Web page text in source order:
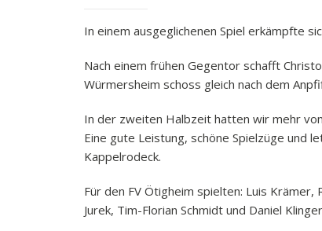
In einem ausgeglichenen Spiel erkämpfte
Nach einem frühen Gegentor schafft
Würmersheim schoss gleich nach dem
In der zweiten Halbzeit hatten wir mehr
Eine gute Leistung, schöne Spielzüge und
Kappelrodeck.
Für den FV Ötigheim spielten: Luis Krämer,
Jurek, Tim-Florian Schmidt und Daniel